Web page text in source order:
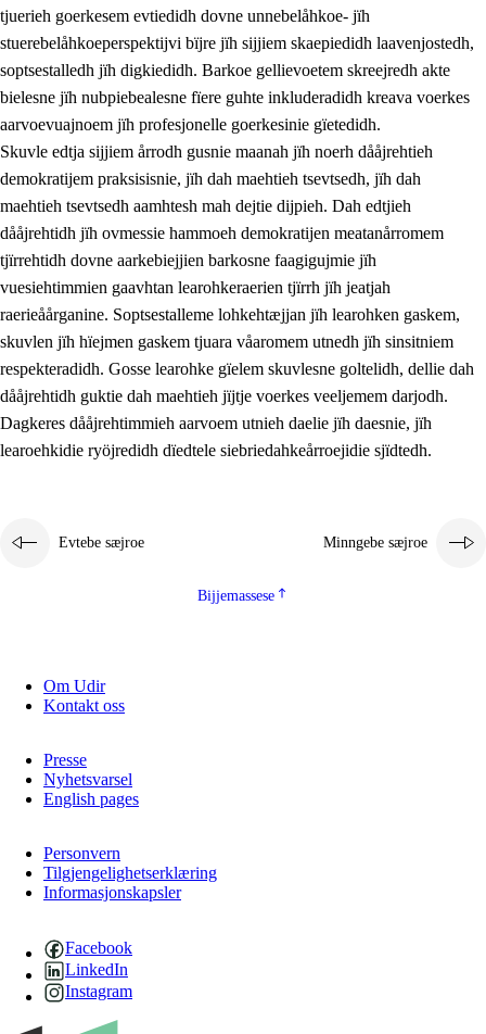
tjuerieh goerkesem evtiedidh dovne unnebelåhkoe- jïh
stuerebelåhkoeperspektijvi bïjre jïh sijjiem skaepiedidh laavenjostedh,
soptsestalledh jïh digkiedidh. Barkoe gellievoetem skreejredh akte
bielesne jïh nubpiebealesne fïere guhte inkluderadidh kreava voerkes
aarvoevuajnoem jïh profesjonelle goerkesinie gïetedidh.
Skuvle edtja sijjiem årrodh gusnie maanah jïh noerh dååjrehtieh
demokratijem praksisisnie, jïh dah maehtieh tsevtsedh, jïh dah
maehtieh tsevtsedh aamhtesh mah dejtie dijpieh. Dah edtjieh
dååjrehtidh jïh ovmessie hammoeh demokratijen meatanårromem
tjïrrehtidh dovne aarkebiejjien barkosne faagigujmie jïh
vuesiehtimmien gaavhtan learohkeraerien tjïrrh jïh jeatjah
raerieåårganine. Soptsestalleme lohkehtæjjan jïh learohken gaskem,
skuvlen jïh hïejmen gaskem tjuara våaromem utnedh jïh sinsitniem
respekteradidh. Gosse learohke gïelem skuvlesne goltelidh, dellie dah
dååjrehtidh guktie dah maehtieh jïjtje voerkes veeljemem darjodh.
Dagkeres dååjrehtimmieh aarvoem utnieh daelie jïh daesnie, jïh
learoehkidie ryöjredidh dïedtele siebriedahkeårroejidie sjïdtedh.
Evtebe sæjroe Minngebe sæjroe
Bijjemassese
Om Udir
Kontakt oss
Presse
Nyhetsvarsel
English pages
Personvern
Tilgjengelighetserklæring
Informasjonskapsler
Facebook
LinkedIn
Instagram